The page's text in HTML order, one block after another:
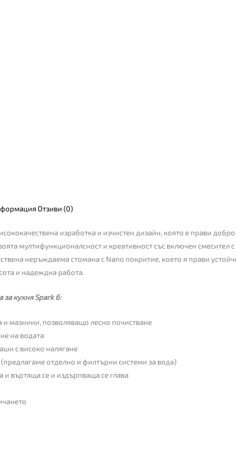
Отзиви (0)
изработка и изчистен дизайн, която е прави
мултифункционалсност и креативност със включен смесител
неръждаема стомана с Nano покритие, което я прави
и надеждна работа.
за кухня Spark 6:
и мазнини, позволяващо лесно почистване
на водата
с високо налягане
отделно и филтърни системи за вода)
и въртяща се и издърпваща се глава